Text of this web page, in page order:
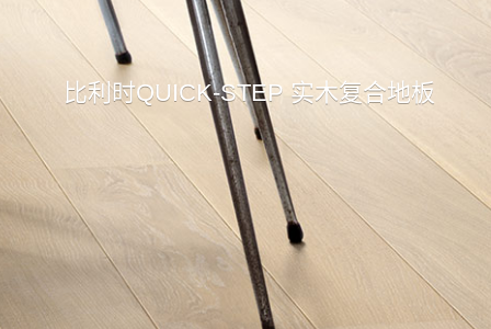
比利时QUICK-STEP 实木复合地板